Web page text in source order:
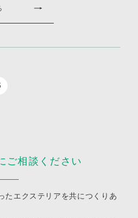
ご相談ください
たエクステリアを共につくりあ